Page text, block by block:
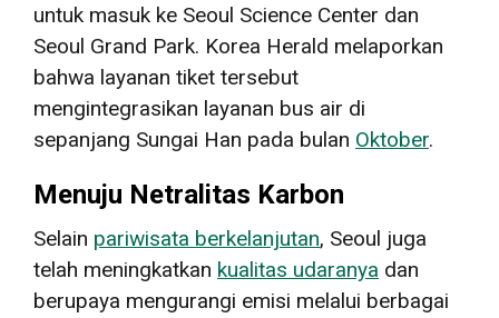
untuk masuk ke Seoul Science Center dan
Seoul Grand Park. Korea Herald melaporkan
bahwa layanan tiket tersebut
mengintegrasikan layanan bus air di
sepanjang Sungai Han pada bulan Oktober.
Menuju Netralitas Karbon
Selain pariwisata berkelanjutan, Seoul juga
telah meningkatkan kualitas udaranya dan
berupaya mengurangi emisi melalui berbagai